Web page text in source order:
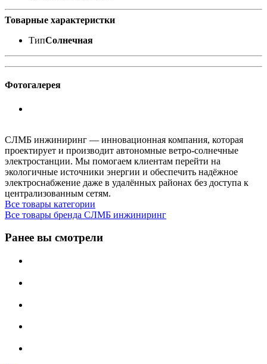
Товарные характеристки
ТипСолнечная
Фотогалерея
СЛМБ инжиниринг — инновационная компания, которая
проектирует и производит автономные ветро‑солнечные
электростанции. Мы помогаем клиентам перейти на
экологичные источники энергии и обеспечить надёжное
электроснабжение даже в удалённых районах без доступа к
централизованным сетям.
Все товары категории
Все товары бренда СЛМБ инжиниринг
Ранее вы смотрели